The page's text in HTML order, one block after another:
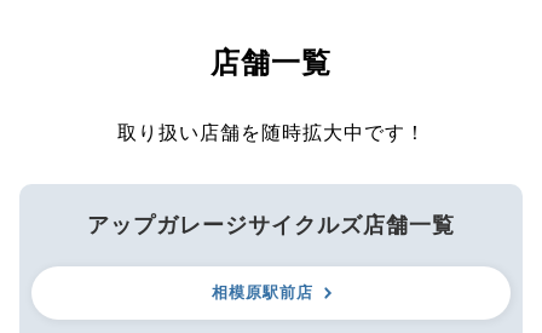
店舗一覧
取り扱い店舗を随時拡大中です！
アップガレージサイクルズ店舗一覧
相模原駅前店